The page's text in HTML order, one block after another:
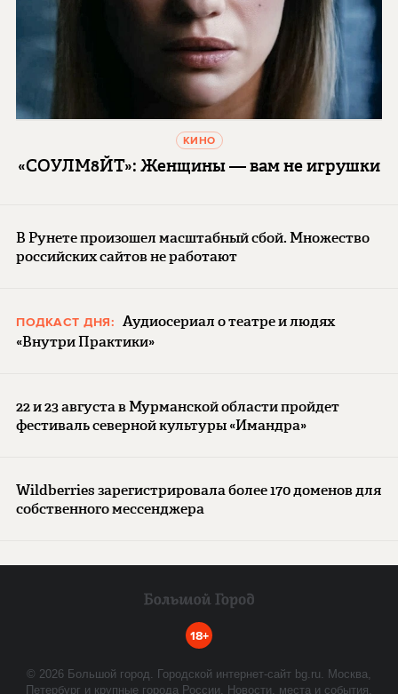
КИНО
«СОУЛМ8ЙТ»: Женщины — вам не игрушки
В Рунете произошел масштабный сбой. Множество
российских сайтов не работают
ПОДКАСТ ДНЯ: Аудиосериал о театре и людях
«Внутри Практики»
22 и 23 августа в Мурманской области пройдет
фестиваль северной культуры «Имандра»
Wildberries зарегистрировала более 170 доменов для
собственного мессенджера
18+
© 2026 Большой город. Городской интернет-сайт bg.ru. Москва,
Петербург и крупные города России. Новости, места и события.